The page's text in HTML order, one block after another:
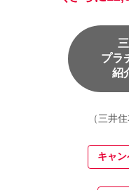
プラ
紹
（三井
キャ